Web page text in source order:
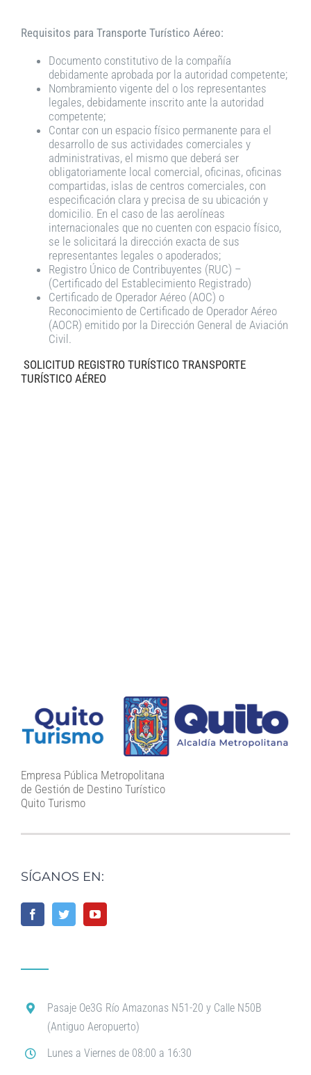
Requisitos para Transporte Turístico Aéreo:
Documento constitutivo de la compañía
debidamente aprobada por la autoridad competente;
Nombramiento vigente del o los representantes
legales, debidamente inscrito ante la autoridad
competente;
Contar con un espacio físico permanente para el
desarrollo de sus actividades comerciales y
administrativas, el mismo que deberá ser
obligatoriamente local comercial, oficinas, oficinas
compartidas, islas de centros comerciales, con
especificación clara y precisa de su ubicación y
domicilio. En el caso de las aerolíneas
internacionales que no cuenten con espacio físico,
se le solicitará la dirección exacta de sus
representantes legales o apoderados;
Registro Único de Contribuyentes (RUC) –
(Certificado del Establecimiento Registrado)
Certificado de Operador Aéreo (AOC) o
Reconocimiento de Certificado de Operador Aéreo
(AOCR) emitido por la Dirección General de Aviación
Civil.
SOLICITUD REGISTRO TURÍSTICO TRANSPORTE
TURÍSTICO AÉREO
Empresa Pública Metropolitana
de Gestión de Destino Turístico
Quito Turismo
SÍGANOS EN:
Pasaje Oe3G Río Amazonas N51-20 y Calle N50B
(Antiguo Aeropuerto)
Lunes a Viernes de 08:00 a 16:30